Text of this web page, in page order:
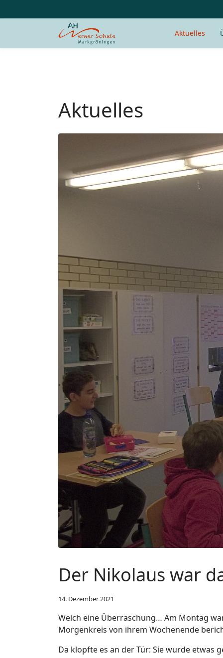
Aktuelles
Aktuelles
Der Nikolaus war
14. Dezember 2021
Welch eine Überraschung… Am Montag
Morgenkreis von ihrem Wochenende
Da klopfte es an der Tür: Sie wurde etwas